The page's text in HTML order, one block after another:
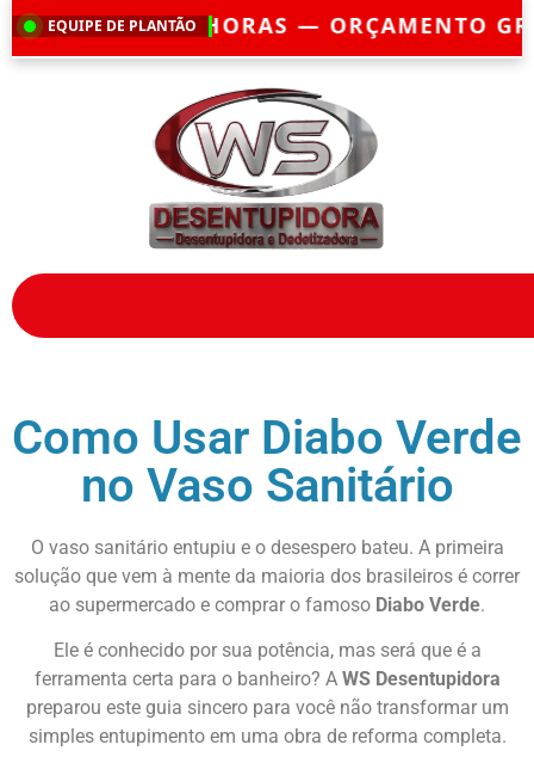
EQUIPE DE PLANTÃO
— ORÇAMENTO GRÁTIS —
Como Usar Diabo Verde
no Vaso Sanitário
O vaso sanitário entupiu e o desespero bateu. A primeira
solução que vem à mente da maioria dos brasileiros é correr
ao supermercado e comprar o famoso Diabo Verde.
Ele é conhecido por sua potência, mas será que é a
ferramenta certa para o banheiro? A WS Desentupidora
preparou este guia sincero para você não transformar um
simples entupimento em uma obra de reforma completa.